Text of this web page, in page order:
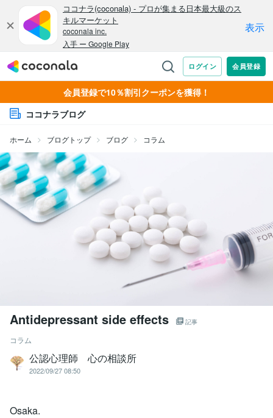
会員登録で10％割引クーポンを獲得！
ココナラブログ
ホーム ブログトップ ブログ コラム
Antidepressant side effects 記事
コラム
公認心理師 心の相談所
2022/09/27 08:50
Osaka.